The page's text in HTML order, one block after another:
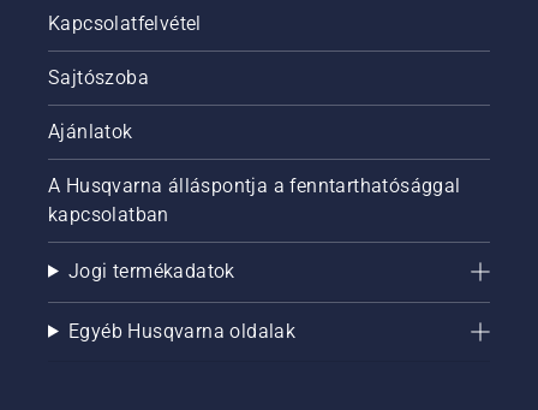
Kapcsolatfelvétel
Sajtószoba
Ajánlatok
A Husqvarna álláspontja a fenntarthatósággal
kapcsolatban
Jogi termékadatok
Egyéb Husqvarna oldalak